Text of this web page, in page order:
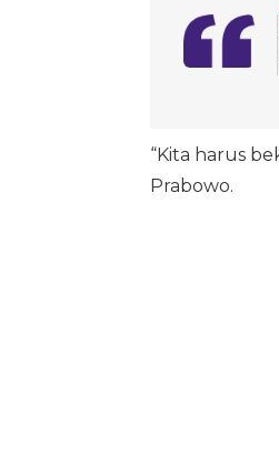
“Kita harus
Prabowo.